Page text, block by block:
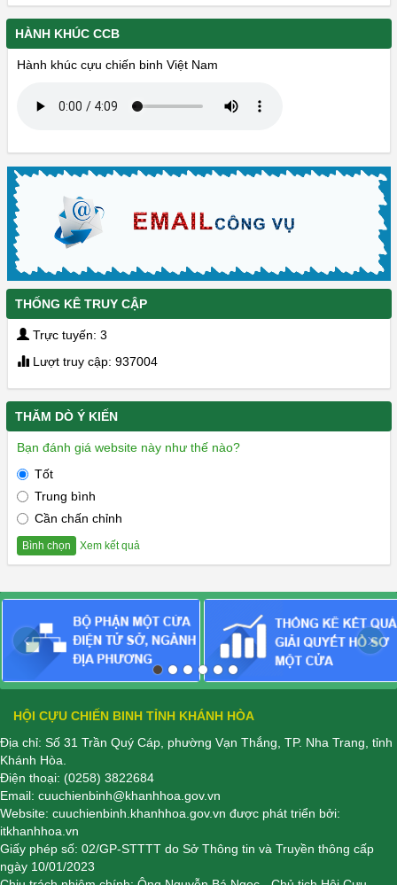
HÀNH KHÚC CCB
Hành khúc cựu chiến binh Việt Nam
THỐNG KÊ TRUY CẬP
Trực tuyến: 3
Lượt truy cập: 937004
THĂM DÒ Ý KIẾN
Bạn đánh giá website này như thế nào?
Tốt
Trung bình
Cần chấn chỉnh
Bình chọn Xem kết quả
‹ ›
HỘI CỰU CHIẾN BINH TỈNH KHÁNH HÒA
Địa chỉ: Số 31 Trần Quý Cáp, phường Vạn Thắng, TP. Nha Trang, tỉnh
Khánh Hòa.
Điện thoại: (0258) 3822684
Email: cuuchienbinh@khanhhoa.gov.vn
Website: cuuchienbinh.khanhhoa.gov.vn được phát triển bởi:
itkhanhhoa.vn
Giấy phép số: 02/GP-STTTT do Sở Thông tin và Truyền thông cấp
ngày 10/01/2023